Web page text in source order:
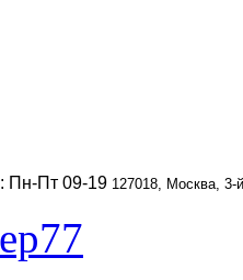
Пн-Пт 09-19 127018, Москва,